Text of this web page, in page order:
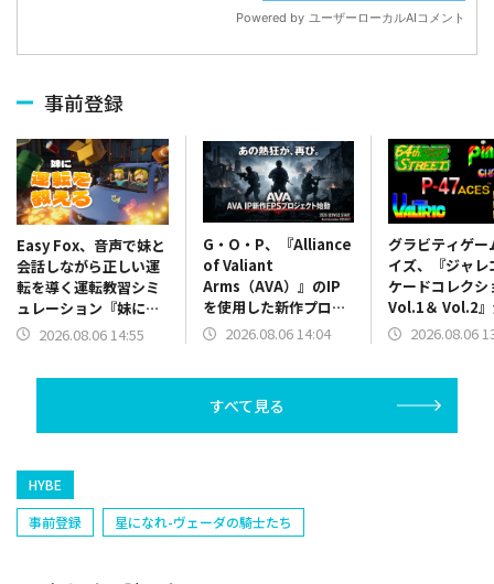
事前登録
Easy Fox、音声で妹と
会話しながら正しい運
転を導く運転教習シミ
ュレーション『妹に運
転を教える』の新しい
2026.08.06 14:55
G・O・P、『Alliance
of Valiant
Arms（AVA）』のIP
を使用した新作プロジ
ェクトが始動！2026年
2026.08.06 14:04
グラビティゲー
イズ、『ジャレ
ケードコレクシ
Vol.1＆ Vol.2
イトルが発表！
2026.08.06
すべて見る
HYBE
事前登録
星になれ-ヴェーダの騎士たち